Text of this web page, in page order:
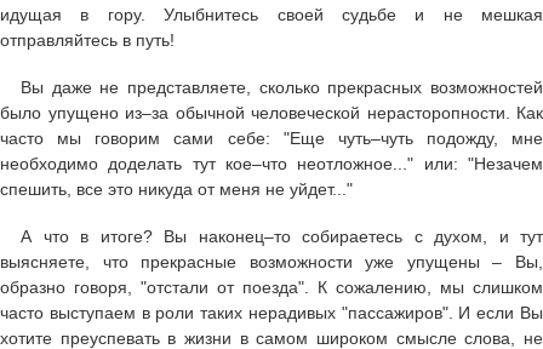
идущая в гору. Улыбнитесь своей судьбе и не мешкая
отправляйтесь в путь!
Вы даже не представляете, сколько прекрасных возможностей
было упущено из–за обычной человеческой нерасторопности. Как
часто мы говорим сами себе: "Еще чуть–чуть подожду, мне
необходимо доделать тут кое–что неотложное..." или: "Незачем
спешить, все это никуда от меня не уйдет..."
А что в итоге? Вы наконец–то собираетесь с духом, и тут
выясняете, что прекрасные возможности уже упущены – Вы,
образно говоря, "отстали от поезда". К сожалению, мы слишком
часто выступаем в роли таких нерадивых "пассажиров". И если Вы
хотите преуспевать в жизни в самом широком смысле слова, не